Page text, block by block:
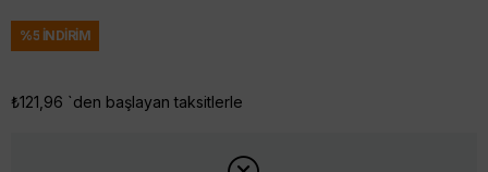
%5 İNDIRIM
₺121,96 `den başlayan taksitlerle